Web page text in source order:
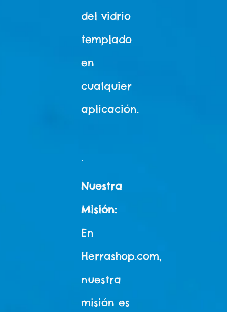
del vidrio
templado
en
cualquier
aplicación.
.
Nuestra
Misión:
En
Herrashop.com,
nuestra
misión es